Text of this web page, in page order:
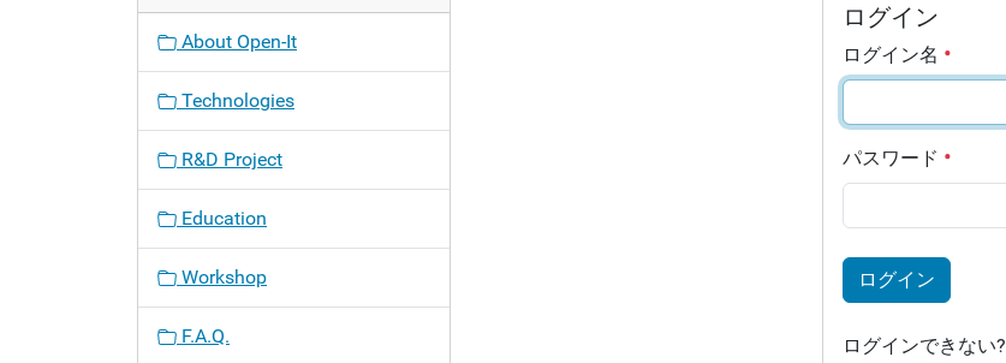
ログイン
ログイン名
パスワード
ログイン
ログインできない?
About Open-It
Technologies
R&D Project
Education
Workshop
F.A.Q.